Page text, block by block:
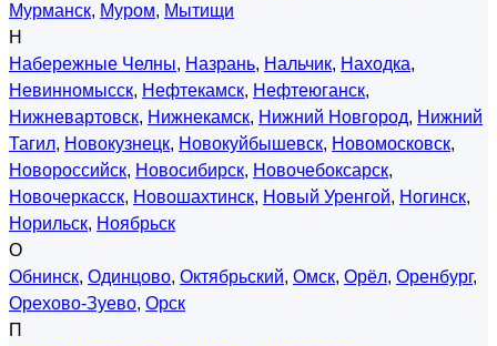
Мурманск, Муром, Мытищи
Н
Набережные Челны, Назрань, Нальчик, Находка,
Невинномысск, Нефтекамск, Нефтеюганск,
Нижневартовск, Нижнекамск, Нижний Новгород, Нижний
Тагил, Новокузнецк, Новокуйбышевск, Новомосковск,
Новороссийск, Новосибирск, Новочебоксарск,
Новочеркасск, Новошахтинск, Новый Уренгой, Ногинск,
Норильск, Ноябрьск
О
Обнинск, Одинцово, Октябрьский, Омск, Орёл, Оренбург,
Орехово-Зуево, Орск
П